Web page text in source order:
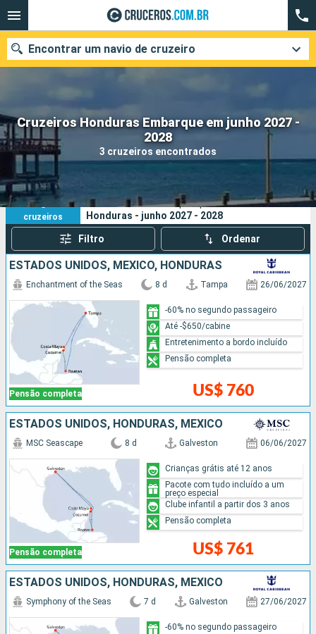
Cruzeiros Honduras Embarque em junho 2027 -
2028
3 cruzeiros encontrados
Encontrar um navio de cruzeiro
Quando ir?
Data de partida
Cidades Companhias
Pesquisar
3
cruzeiros
Os seus critérios de pesquisa:
Honduras - junho 2027 - 2028
Filtro Ordenar
ESTADOS UNIDOS, MÉXICO, HONDURAS
Pensão completa
Enchantment of the Seas 8 d Tampa 26/06/2027
US$ 760
-60% no segundo passageiro
Até -$650/cabine
Entretenimento a bordo incluído
Pensão completa
ESTADOS UNIDOS, HONDURAS, MÉXICO
Pensão completa
MSC Seascape 8 d Galveston 06/06/2027
US$ 761
Crianças grátis até 12 anos
Pacote com tudo incluído a um
preço especial
Clube infantil a partir dos 3 anos
Pensão completa
ESTADOS UNIDOS, HONDURAS, MÉXICO
Symphony of the Seas 7 d Galveston 27/06/2027
-60% no segundo passageiro